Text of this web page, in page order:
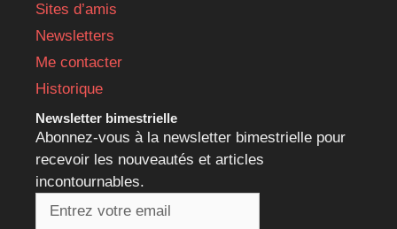
Sites d’amis
Newsletters
Me contacter
Historique
Newsletter bimestrielle
Abonnez-vous à la newsletter bimestrielle pour
recevoir les nouveautés et articles
incontournables.